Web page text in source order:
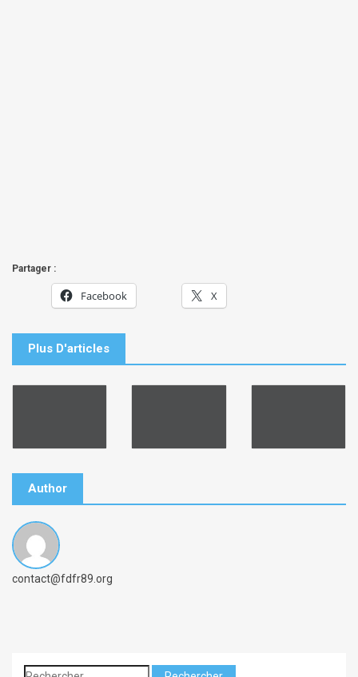
Partager :
Facebook X
Plus D'articles
Author
B
contact@fdfr89.org